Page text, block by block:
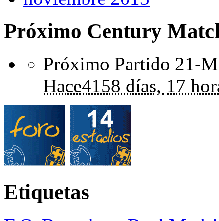
Próximo Century
Próximo Partido 21-
Hace4158 días, 17
Etiquetas